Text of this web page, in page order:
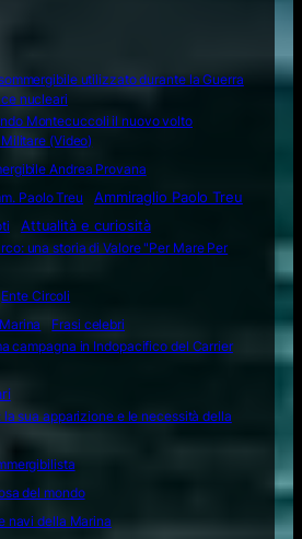
utilizzato durante la Guerra
nucleari
Montecuccoli il nuovo volto
(Video)
Andrea Provana
Paolo Treu
Ammiraglio Paolo Treu
Attualità e curiosità
una storia di Valore "Per Mare Per
Ente Circoli
Frasi celebri
campagna in Indopacifico del Carrier
sua apparizione e le necessità della
del mondo
navi della Marina